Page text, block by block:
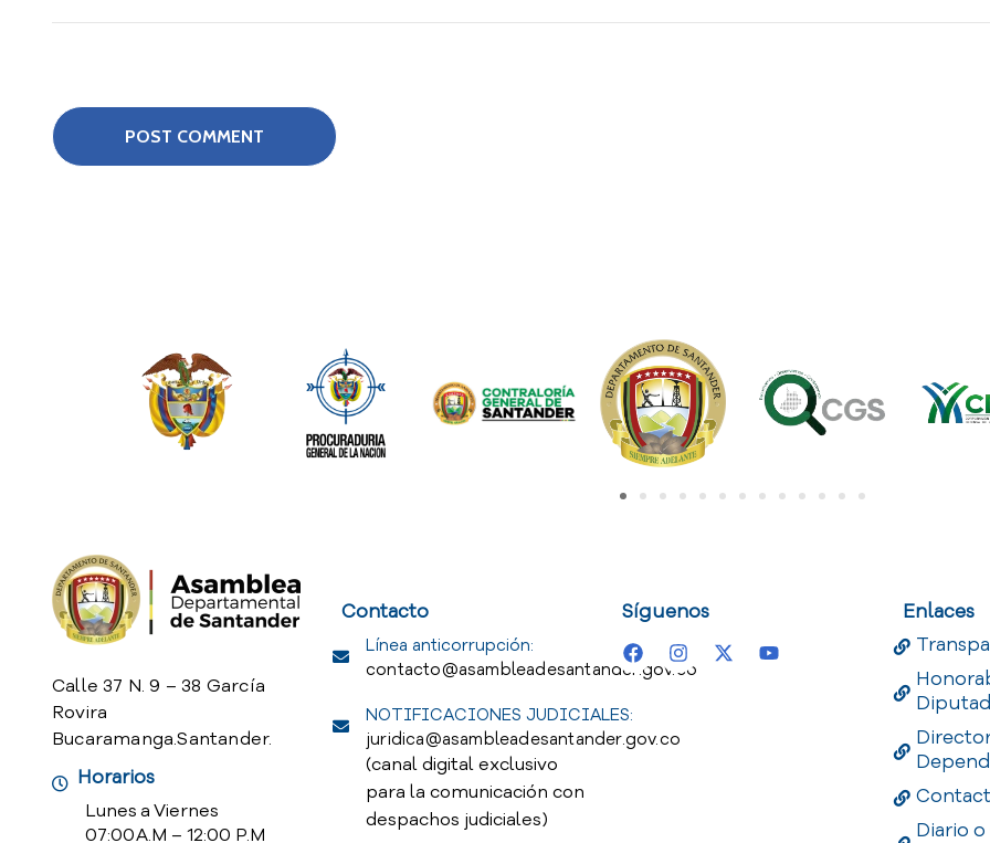
Calle 37 N. 9 – 38 García
Rovira
Bucaramanga.Santander.
Horarios
Lunes a Viernes
07:00 A.M – 12:00 P.M
Contacto
Línea anticorrupción:
contacto@asambleadesantander.gov.co
NOTIFICACIONES JUDICIALES:
juridica@asambleadesantander.gov.co
(canal digital exclusivo
para la comunicación con
despachos judiciales)
Síguenos
Enlaces
Diario